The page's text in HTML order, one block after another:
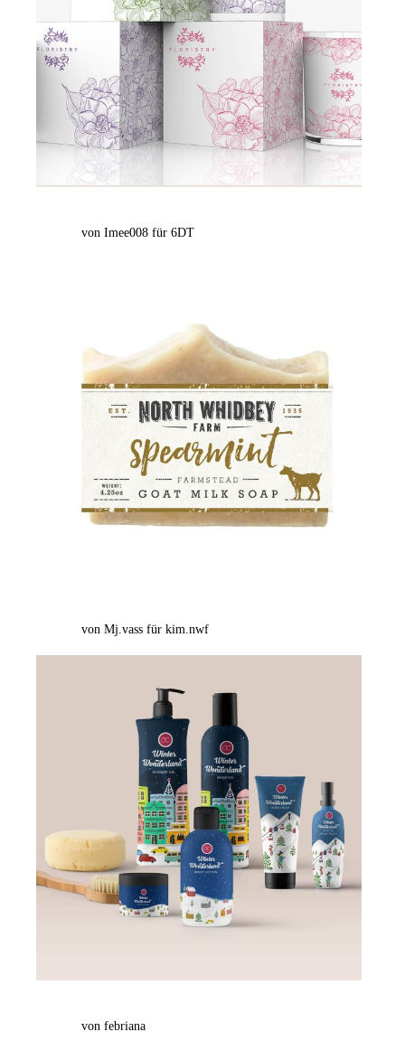
von Imee008 für 6DT
von Mj.vass für kim.nwf
von febriana